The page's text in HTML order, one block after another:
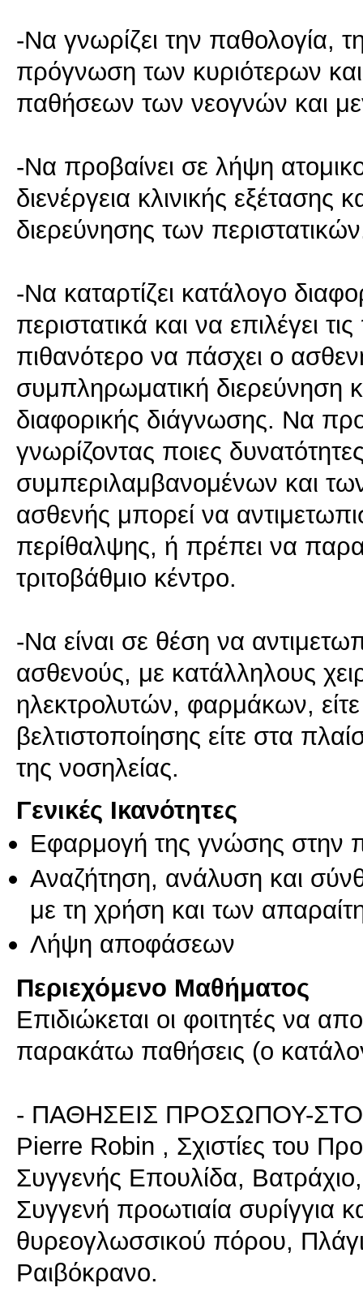
-Να γνωρίζει την παθολογία,
πρόγνωση των κυριότερων
παθήσεων των νεογνών και
-Να προβαίνει σε λήψη
διενέργεια κλινικής εξέτασης
διερεύνησης των
-Να καταρτίζει κατάλογο
περιστατικά και να επιλέγει
πιθανότερο να πάσχει ο
συμπληρωματική διερεύνηση
διαφορικής διάγνωσης. Να
γνωρίζοντας ποιες
συμπεριλαμβανομένων και
ασθενής μπορεί να
περίθαλψης, ή πρέπει να
τριτοβάθμιο κέντρο.
-Να είναι σε θέση να
ασθενούς, με κατάλληλους
ηλεκτρολυτών, φαρμάκων, είτε
βελτιστοποίησης είτε στα
Γενικές Ικανότητες
Εφαρμογή της γνώσης στην
Αναζήτηση, ανάλυση και
με τη χρήση και των
Λήψη αποφάσεων
Περιεχόμενο Μαθήματος
Επιδιώκεται οι φοιτητές να
παρακάτω παθήσεις (ο
- ΠΑΘΗΣΕΙΣ ΠΡΟΣΩΠΟΥ-
Pierre Robin , Σχιστίες του
Συγγενής Επουλίδα,
Συγγενή προωτιαία συρίγγια
θυρεογλωσσικού πόρου,
Ραιβόκρανο.